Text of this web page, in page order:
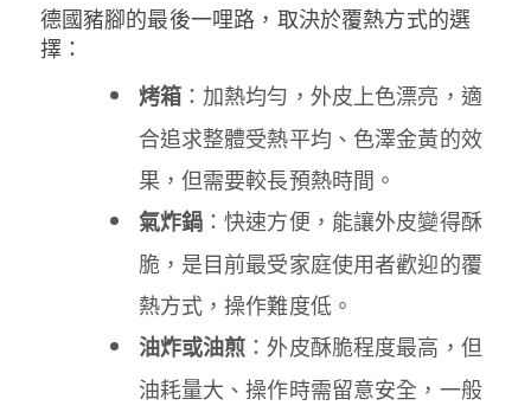
德國豬腳的最後一哩路，取決於覆熱方式的選
擇：
烤箱：加熱均勻，外皮上色漂亮，適
合追求整體受熱平均、色澤金黃的效
果，但需要較長預熱時間。
氣炸鍋 ：快速方便，能讓外皮變得酥
脆，是目前最受家庭使用者歡迎的覆
熱方式，操作難度低。
油炸或油煎 ：外皮酥脆程度最高，但
油耗量大、操作時需留意安全，一般